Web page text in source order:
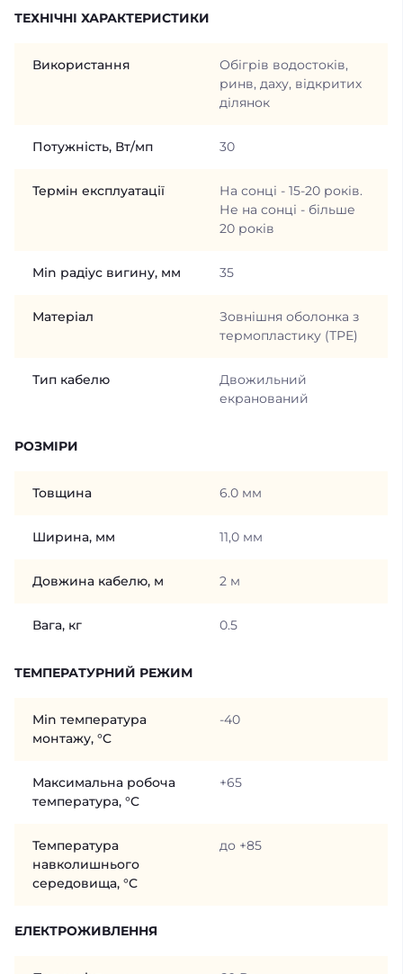
ТЕХНІЧНІ ХАРАКТЕРИСТИКИ
Використання
Обігрів водостоків,
ринв, даху, відкритих
ділянок
Потужність, Вт/мп 30
Термін експлуатації
На сонці - 15-20 років.
Не на сонці - більше
20 років
Min радіус вигину, мм 35
Матеріал
Зовнішня оболонка з
термопластику (ТРЕ)
Тип кабелю
Двожильний
екранований
РОЗМІРИ
Товщина 6.0 мм
Ширина, мм 11,0 мм
Довжина кабелю, м 2 м
Вага, кг 0.5
ТЕМПЕРАТУРНИЙ РЕЖИМ
Min температура
монтажу, °C
-40
Максимальна робоча
температура, °C
+65
Температура
навколишнього
середовища, °C
до +85
ЕЛЕКТРОЖИВЛЕННЯ